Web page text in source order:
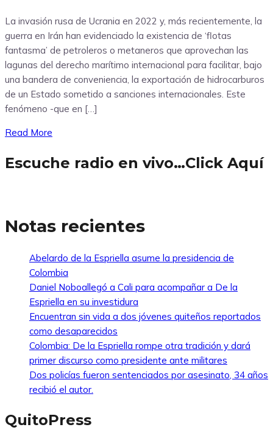
La invasión rusa de Ucrania en 2022 y, más recientemente, la
guerra en Irán han evidenciado la existencia de ‘flotas
fantasma’ de petroleros o metaneros que aprovechan las
lagunas del derecho marítimo internacional para facilitar, bajo
una bandera de conveniencia, la exportación de hidrocarburos
de un Estado sometido a sanciones internacionales. Este
fenómeno -que en […]
Read More
Escuche radio en vivo…Click Aquí
Notas recientes
Abelardo de la Espriella asume la presidencia de
Colombia
Daniel Noboallegó a Cali para acompañar a De la
Espriella en su investidura
Encuentran sin vida a dos jóvenes quiteños reportados
como desaparecidos
Colombia: De la Espriella rompe otra tradición y dará
primer discurso como presidente ante militares
Dos policías fueron sentenciados por asesinato, 34 años
recibió el autor.
QuitoPress